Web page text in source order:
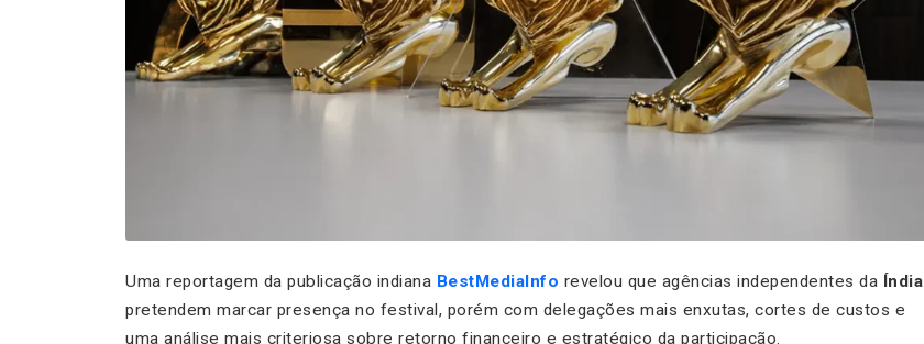
Uma reportagem da publicação indiana BestMediaInfo revelou que agências independentes da Índia
pretendem marcar presença no festival, porém com delegações mais enxutas, cortes de custos e
uma análise mais criteriosa sobre retorno financeiro e estratégico da participação.